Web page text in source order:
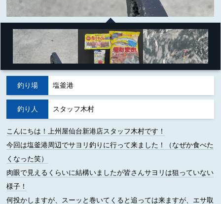
釣り場 塩釜港
釣り人 スタッフ木村
こんにちは！上州屋仙台新港店スタッフ木村です！
今回は塩釜港周辺でサヨリ釣りに行って来ました！（なぜか食べた
くなった笑）
肉眼で見えるくらいに結構いましたが皆さんサヨリは狙っていない
様子！
何投かしますが、スーッと巻いてくると追っては来ますが、エサ取